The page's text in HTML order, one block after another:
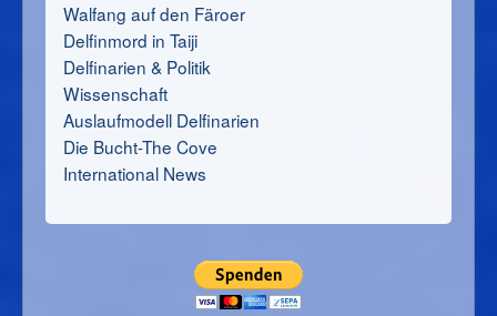
Walfang auf den Färoer
Delfinmord in Taiji
Delfinarien & Politik
Wissenschaft
Auslaufmodell Delfinarien
Die Bucht-The Cove
International News